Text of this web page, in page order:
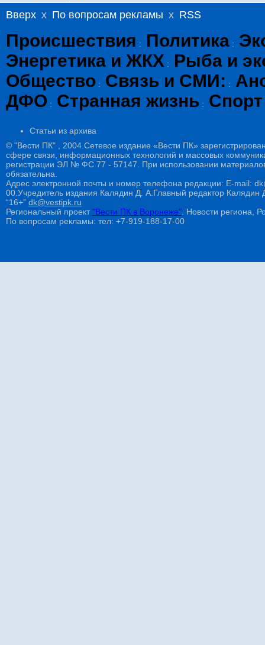
Вверх x По вопросам рекламы x RSS
Происшествия : Политика :
Энергетика и ЖКХ :
Рыба и
Общество : Связь и СМИ: :
ДФО : Странная жизнь : Спорт
Статьи из архива
© "Вести ПК" , 2004.Сетевое издание «Вести ПК»
сфере связи, информационных технологий и массовых
регистрации ЭЛ № ФС 77 - 57147. При использовании
обязательна.
Адрес электронной почты и номер телефона редакции: E-mail:
00.Учредитель издания Калядин Д. А.Главный редактор
“16+” dk@vestipk.ru
Региональный проект"Вести ПК в Воронеже" . Новости региона,
По вопросам рекламы: тел: +7-919-188-17-00